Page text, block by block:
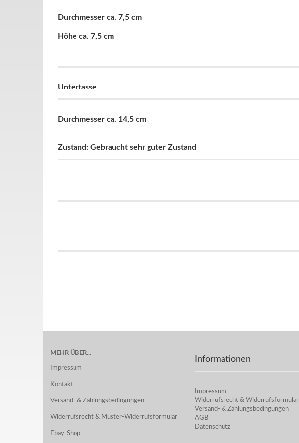
Durchmesser ca. 7,5 cm
Höhe ca. 7,5 cm
Untertasse
Durchmesser ca. 14,5 cm
Zustand: Gebraucht sehr guter Zustand
MEHR ÜBER...
Impressum
Kontakt
Versand- & Zahlungsbedingungen
Widerrufsrecht & Muster-Widerrufsformular
Ebay-Shop
Informationen
Impressum
Widerrufsrecht & Widerrufsformular
Versand- & Zahlungsbedingungen
AGB
Datenschutz